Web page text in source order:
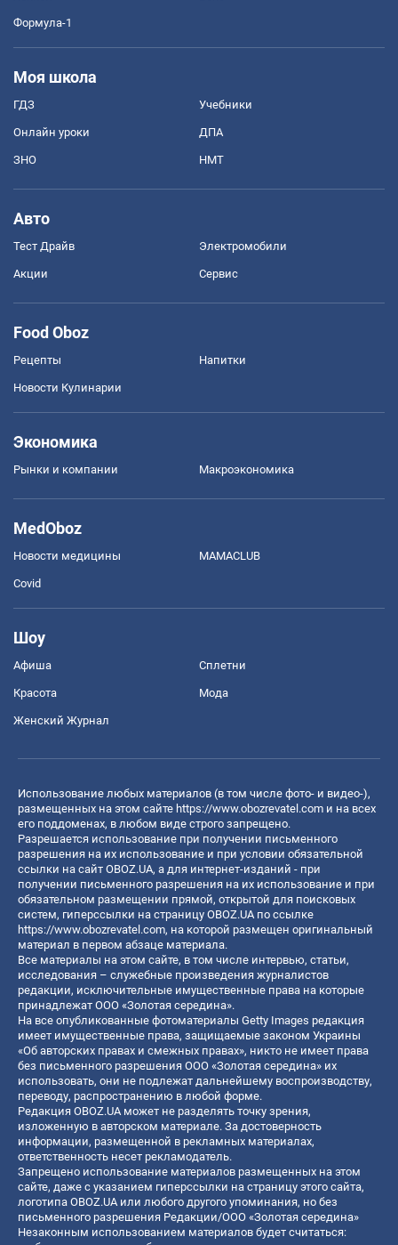
Формула-1
Моя школа
ГДЗ Учебники
Онлайн уроки ДПА
ЗНО НМТ
Авто
Тест Драйв Электромобили
Акции Сервис
Food Oboz
Рецепты Напитки
Новости Кулинарии
Экономика
Рынки и компании Mакроэкономика
MedOboz
Новости медицины MAMACLUB
Covid
Шоу
Афиша Сплетни
Красота Мода
Женский Журнал
Использование любых материалов (в том числе фото- и видео-),
размещенных на этом сайте https://www.obozrevatel.com и на всех
его поддоменах, в любом виде строго запрещено.
Разрешается использование при получении письменного
разрешения на их использование и при условии обязательной
ссылки на сайт OBOZ.UA, а для интернет-изданий - при
получении письменного разрешения на их использование и при
обязательном размещении прямой, открытой для поисковых
систем, гиперссылки на страницу OBOZ.UA по ссылке
https://www.obozrevatel.com, на которой размещен оригинальный
материал в первом абзаце материала.
Все материалы на этом сайте, в том числе интервью, статьи,
исследования – служебные произведения журналистов
редакции, исключительные имущественные права на которые
принадлежат ООО «Золотая середина».
На все опубликованные фотоматериалы Getty Images редакция
имеет имущественные права, защищаемые законом Украины
«Об авторских правах и смежных правах», никто не имеет права
без письменного разрешения ООО «Золотая середина» их
использовать, они не подлежат дальнейшему воспроизводству,
переводу, распространению в любой форме.
Редакция OBOZ.UA может не разделять точку зрения,
изложенную в авторском материале. За достоверность
информации, размещенной в рекламных материалах,
ответственность несет рекламодатель.
Запрещено использование материалов размещенных на этом
сайте, даже с указанием гиперссылки на страницу этого сайта,
логотипа OBOZ.UA или любого другого упоминания, но без
письменного разрешения Редакции/ООО «Золотая середина»
Незаконным использованием материалов будет считаться: